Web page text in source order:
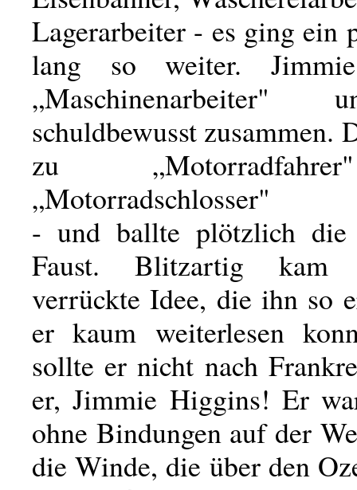
Lagerarbeiter - es ging ein
lang so weiter.
schuldbewusst zusammen.
zu
„Motorradschlosser"
- und ballte plötzlich die
Faust. Blitzartig
verrückte Idee, die ihn so
er kaum weiterlesen
sollte er nicht nach
er, Jimmie Higgins! Er
ohne Bindungen auf der
die Winde, die über den